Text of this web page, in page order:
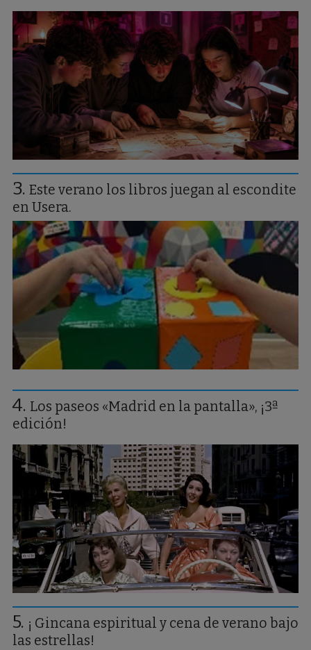
Este verano los libros juegan al escondite
en Usera.
Los paseos «Madrid en la pantalla», ¡3ª
edición!
¡ Gincana espiritual y cena de verano bajo
las estrellas!